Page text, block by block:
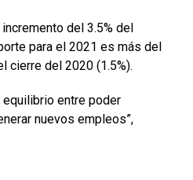
del 3.5% del
para el 2021 es más del
cierre del 2020 (1.5%).
equilibrio entre poder
nuevos empleos”,